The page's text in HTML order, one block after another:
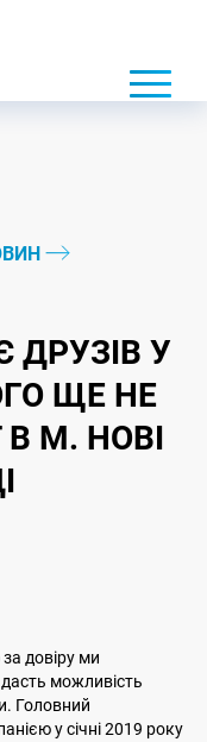
ДРУЗІВ У
ЩЕ НЕ
М. НОВІ
довіру ми
можливість
Головний
у січні 2019 року